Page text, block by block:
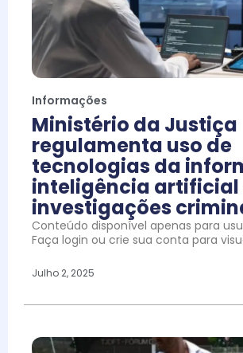
Informações
Ministério da Justiça
regulamenta uso de
tecnologias da
inteligência artificial
investigações
Conteúdo disponível apenas para
Faça login ou crie sua conta para
Julho 2, 2025